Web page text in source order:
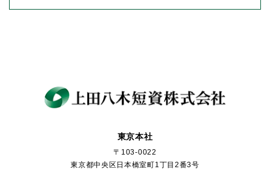
東京本社
〒103-0022
東京都中央区日本橋室町1丁目2番3号